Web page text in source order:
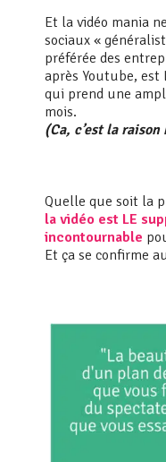
Et la vidéo mania
sociaux «
préférée des
après Youtube, est
qui prend une
mois.
(Ca, c’est la raison
Quelle que soit la
la vidéo est LE
incontournable
Et ça se confirme